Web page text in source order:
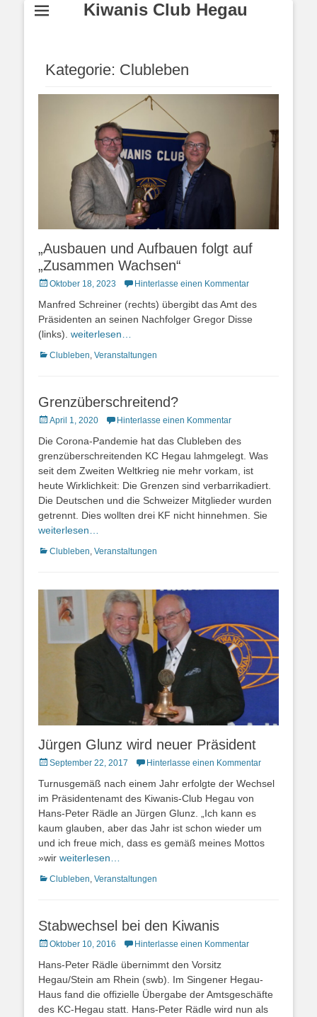
Kiwanis Club Hegau
Kategorie: Clubleben
„Ausbauen und Aufbauen folgt auf
„Zusammen Wachsen“
Posted
Oktober 18, 2023 Hinterlasse einen Kommentar
Manfred Schreiner (rechts) übergibt das Amt des
Präsidenten an seinen Nachfolger Gregor Disse
(links). weiterlesen…
Kategorien
Clubleben, Veranstaltungen
Grenzüberschreitend?
Posted
April 1, 2020 Hinterlasse einen Kommentar
Die Corona-Pandemie hat das Clubleben des
grenzüberschreitenden KC Hegau lahmgelegt. Was
seit dem Zweiten Weltkrieg nie mehr vorkam, ist
heute Wirklichkeit: Die Grenzen sind verbarrikadiert.
Die Deutschen und die Schweizer Mitglieder wurden
getrennt. Dies wollten drei KF nicht hinnehmen. Sie
weiterlesen…
Kategorien
Clubleben, Veranstaltungen
Jürgen Glunz wird neuer Präsident
Posted
September 22, 2017 Hinterlasse einen Kommentar
Turnusgemäß nach einem Jahr erfolgte der Wechsel
im Präsidentenamt des Kiwanis-Club Hegau von
Hans-Peter Rädle an Jürgen Glunz. „Ich kann es
kaum glauben, aber das Jahr ist schon wieder um
und ich freue mich, dass es gemäß meines Mottos
»wir weiterlesen…
Kategorien
Clubleben Veranstaltungen
Stabwechsel bei den Kiwanis
Posted
Oktober 10, 2016 Hinterlasse einen Kommentar
Hans-Peter Rädle übernimmt den Vorsitz
Hegau/Stein am Rhein (swb). Im Singener Hegau-
Haus fand die offizielle Übergabe der Amtsgeschäfte
des KC-Hegau statt. Hans-Peter Rädle wird nun als